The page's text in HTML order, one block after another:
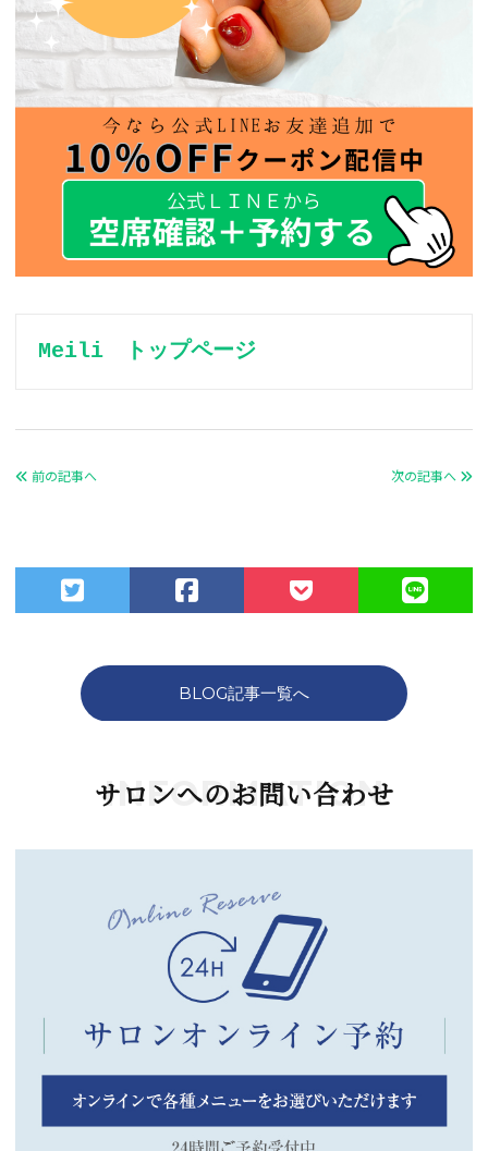
Meili　トップページ
前の記事へ 次の記事へ
BLOG記事一覧へ
INFORMATION
サロンへのお問い合わせ